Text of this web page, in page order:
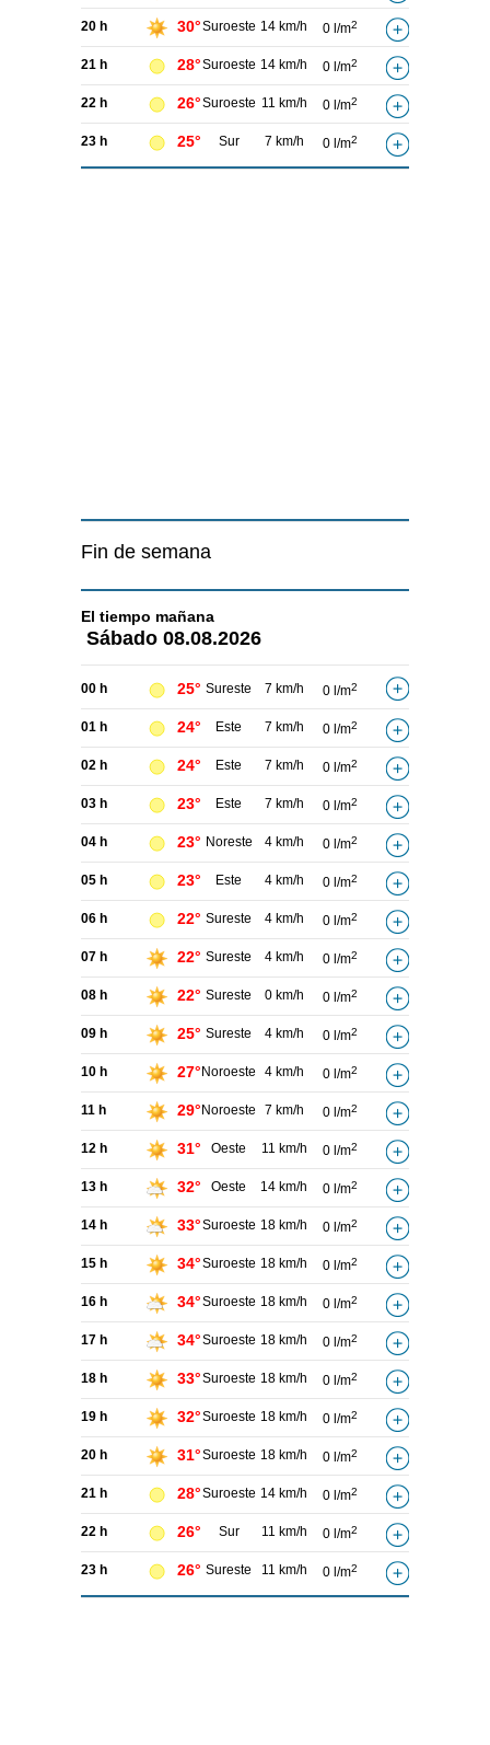
20 h 30°Suroeste 14 km/h 0 l/m2
21 h 28°Suroeste 14 km/h 0 l/m2
22 h 26°Suroeste 11 km/h 0 l/m2
23 h 25° Sur 7 km/h 0 l/m2
Fin de semana
El tiempo mañana
Sábado 08.08.2026
00 h 25° Sureste 7 km/h 0 l/m2
01 h 24° Este 7 km/h 0 l/m2
02 h 24° Este 7 km/h 0 l/m2
03 h 23° Este 7 km/h 0 l/m2
04 h 23° Noreste 4 km/h 0 l/m2
05 h 23° Este 4 km/h 0 l/m2
06 h 22° Sureste 4 km/h 0 l/m2
07 h 22° Sureste 4 km/h 0 l/m2
08 h 22° Sureste 0 km/h 0 l/m2
09 h 25° Sureste 4 km/h 0 l/m2
10 h 27° Noroeste 4 km/h 0 l/m2
11 h 29° Noroeste 7 km/h 0 l/m2
12 h 31° Oeste 11 km/h 0 l/m2
13 h 32° Oeste 14 km/h 0 l/m2
14 h 33°Suroeste 18 km/h 0 l/m2
15 h 34°Suroeste 18 km/h 0 l/m2
16 h 34°Suroeste 18 km/h 0 l/m2
17 h 34°Suroeste 18 km/h 0 l/m2
18 h 33°Suroeste 18 km/h 0 l/m2
19 h 32°Suroeste 18 km/h 0 l/m2
20 h 31°Suroeste 18 km/h 0 l/m2
21 h 28°Suroeste 14 km/h 0 l/m2
22 h 26° Sur 11 km/h 0 l/m2
23 h 26° Sureste 11 km/h 0 l/m2